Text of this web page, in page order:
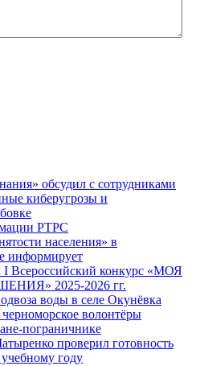
обсудил с сотрудниками
киберугрозы и
РТРС
населения» в
информирует
I Всероссийский конкурс «МОЯ
2025-2026 гг.
воды в селе Окунёвка
волонтёры
пограничнике
проверил готовность
году